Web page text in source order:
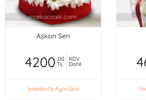
Aşksın Sen
4200 ,00
TL
KDV
Dahil
İstanbul'a Aynı Gün